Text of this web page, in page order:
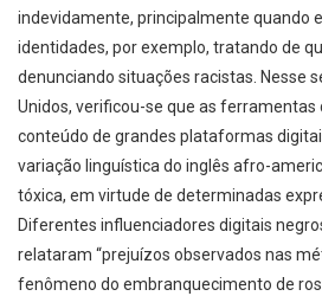
indevidamente, principalmente quando
identidades, por exemplo, tratando de
denunciando situações racistas. Nesse
Unidos, verificou-se que as ferramentas
conteúdo de grandes plataformas
variação linguística do inglês afro-
tóxica, em virtude de determinadas
Diferentes influenciadores digitais
relataram “prejuízos observados nas
fenômeno do embranquecimento de